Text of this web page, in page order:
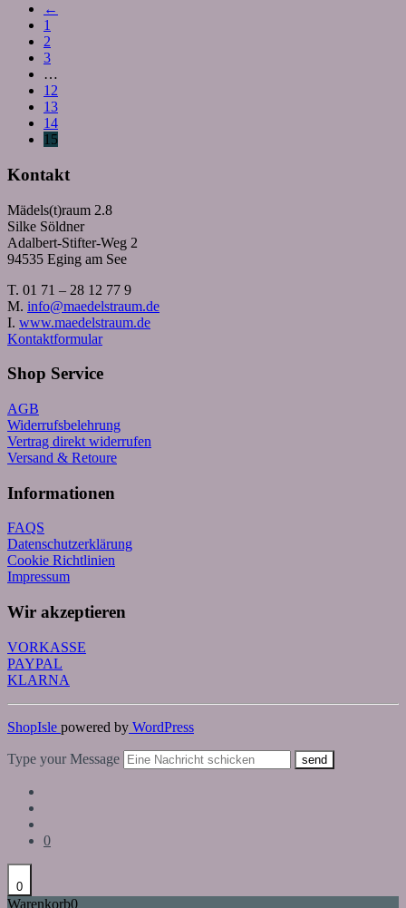
←
1
2
3
…
12
13
14
15
Kontakt
Mädels(t)raum 2.8
Silke Söldner
Adalbert-Stifter-Weg 2
94535 Eging am See
T. 01 71 – 28 12 77 9
M. info@maedelstraum.de
I. www.maedelstraum.de
Kontaktformular
Shop Service
AGB
Widerrufsbelehrung
Vertrag direkt widerrufen
Versand & Retoure
Informationen
FAQS
Datenschutzerklärung
Cookie Richtlinien
Impressum
Wir akzeptieren
VORKASSE
PAYPAL
KLARNA
ShopIsle powered by WordPress
Type your Message send
0
0
Warenkorb0